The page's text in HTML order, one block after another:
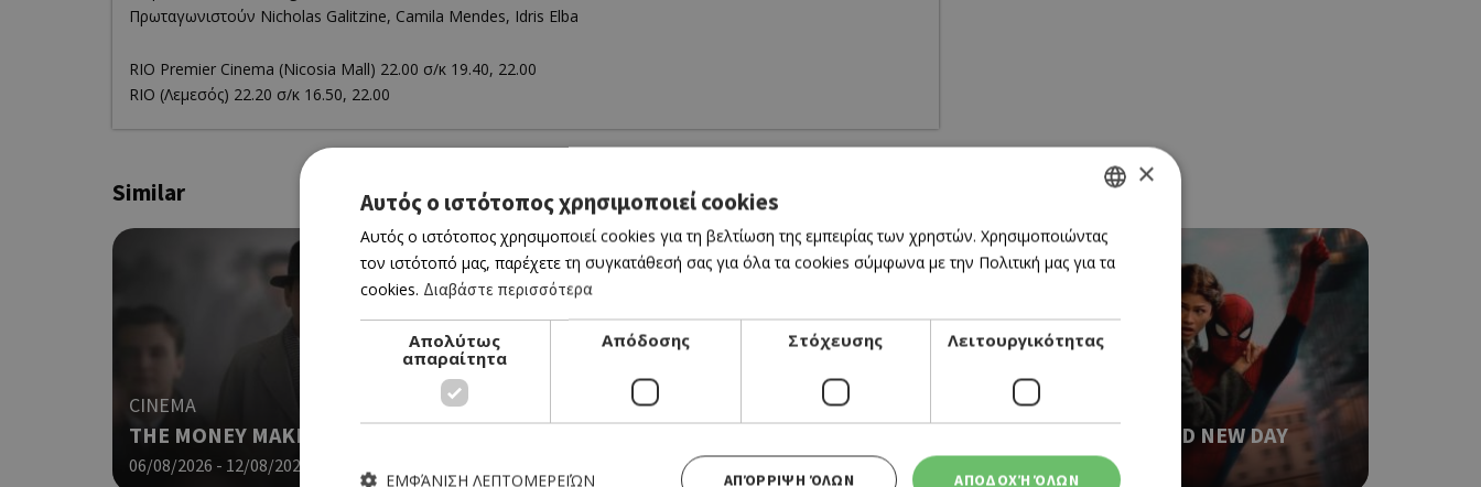
Πρωταγωνιστούν Nicholas Galitzine, Camila Mendes, Idris Elba
RΙΟ Premier Cinema (Νicosia Mall) 22.00 σ/κ 19.40, 22.00
RIO (Λεμεσός) 22.20 σ/κ 16.50, 22.00
Similar
CINEMA
THE MONEY MAKER (ΝΕΑ ΤΑΙΝΙΑ)
06/08/2026 - 12/08/2026 06/08/2026 - 12/08/2026
CINEMA
SPIDER-MAN: BRAND NEW DAY
06/08/2026 - 12/08/2026
GREEK
ENGLISH
×
Αυτός ο ιστότοπος χρησιμοποιεί cookies
Αυτός ο ιστότοπος χρησιμοποιεί cookies για τη βελτίωση της εμπειρίας των χρηστών. Χρησιμοποιώντας
τον ιστότοπό μας, παρέχετε τη συγκατάθεσή σας για όλα τα cookies σύμφωνα με την Πολιτική μας για τα
cookies. Διαβάστε περισσότερα
Απολύτως
απαραίτητα
Απόδοσης Στόχευσης Λειτουργικότητας
ΑΠΟΔΟΧΉ ΌΛΩΝ
ΑΠΌΡΡΙΨΗ ΌΛΩΝ
ΕΜΦΆΝΙΣΗ ΛΕΠΤΟΜΕΡΕΙΏΝ